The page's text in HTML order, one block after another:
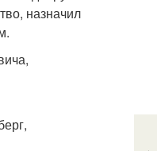
назначил